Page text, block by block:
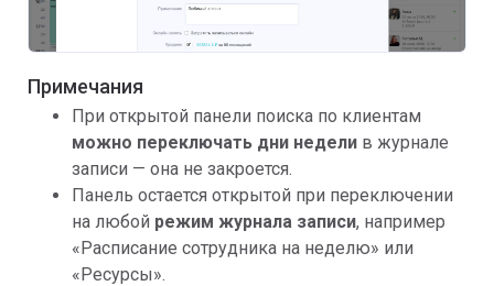
Примечания
При открытой панели поиска по клиентам
можно переключать дни недели в журнале
записи — она не закроется.
Панель остается открытой при переключении
на любой режим журнала записи, например
«Расписание сотрудника на неделю» или
«Ресурсы».